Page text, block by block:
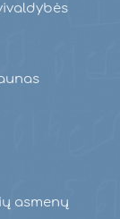
asmenų